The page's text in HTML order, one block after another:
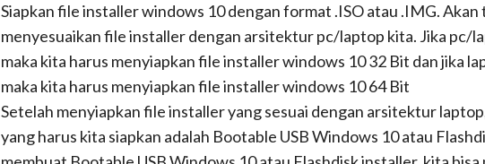
Siapkan file installer windows 10 dengan format .ISO atau .IMG.
menyesuaikan file installer dengan arsitektur pc/laptop kita. Jika pc/
maka kita harus menyiapkan file installer windows 10 32 Bit dan jika
maka kita harus menyiapkan file installer windows 10 64 Bit
Setelah menyiapkan file installer yang sesuai dengan arsitektur
yang harus kita siapkan adalah Bootable USB Windows 10 atau